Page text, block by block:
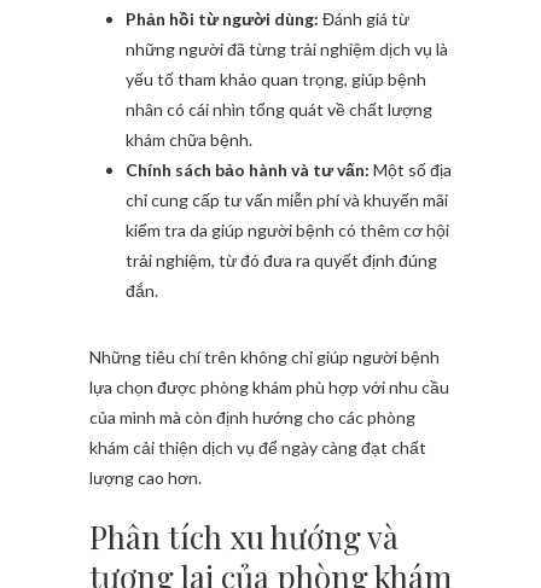
Phản hồi từ người dùng: Đánh giá từ
những người đã từng trải nghiệm dịch vụ là
yếu tố tham khảo quan trọng, giúp bệnh
nhân có cái nhìn tổng quát về chất lượng
khám chữa bệnh.
Chính sách bảo hành và tư vấn: Một số địa
chỉ cung cấp tư vấn miễn phí và khuyến mãi
kiểm tra da giúp người bệnh có thêm cơ hội
trải nghiệm, từ đó đưa ra quyết định đúng
đắn.
Những tiêu chí trên không chỉ giúp người bệnh
lựa chọn được phòng khám phù hợp với nhu cầu
của mình mà còn định hướng cho các phòng
khám cải thiện dịch vụ để ngày càng đạt chất
lượng cao hơn.
Phân tích xu hướng và
tương lai của phòng khám